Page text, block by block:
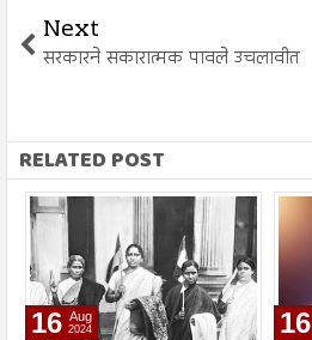
Next
सरकारने सकारात्मक पावले उचलावीत
RELATED POST
16 Aug
2024 16